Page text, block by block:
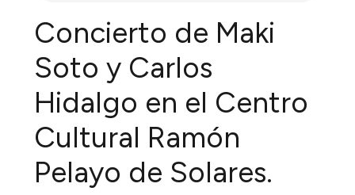
Concierto de Maki
Soto y Carlos
Hidalgo en el Centro
Cultural Ramón
Pelayo de Solares.